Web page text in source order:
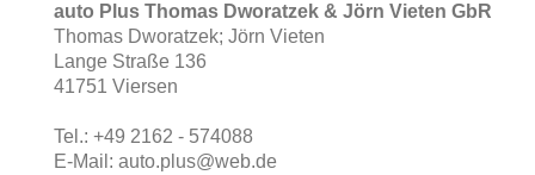
auto Plus Thomas Dworatzek & Jörn Vieten GbR
Thomas Dworatzek; Jörn Vieten
Lange Straße 136
41751 Viersen
Tel.: +49 2162 - 574088
E-Mail: auto.plus@web.de